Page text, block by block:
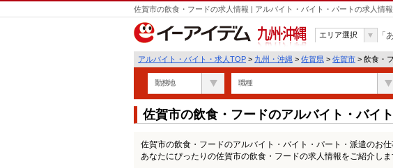
佐賀市の飲食・フードの求人情報 | アルバイト・バイト・パートの求人情
九州・沖縄
エリア選択 「
アルバイト・バイト・求人TOP > 九州・沖縄 > 佐賀県 > 佐賀市 > 飲食・
勤務地 職種
佐賀市の飲食・フードのアルバイト・バイ
佐賀市の飲食・フードのアルバイト・バイト・パート・派遣のお仕
あなたにぴったりの佐賀市の飲食・フードの求人情報をご紹介しま